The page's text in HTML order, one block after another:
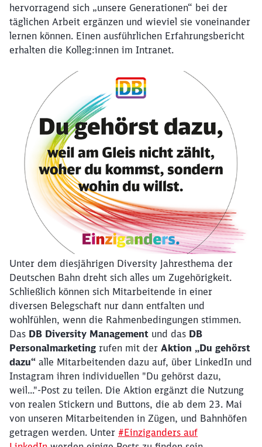
hervorragend sich „unsere Generationen“ bei der
täglichen Arbeit ergänzen und wieviel sie voneinander
lernen können. Einen ausführlichen Erfahrungsbericht
erhalten die Kolleg:innen im Intranet.
Unter dem diesjährigen Diversity Jahresthema der
Deutschen Bahn dreht sich alles um Zugehörigkeit.
Schließlich können sich Mitarbeitende in einer
diversen Belegschaft nur dann entfalten und
wohlfühlen, wenn die Rahmenbedingungen stimmen.
Das DB Diversity Management und das DB
Personalmarketing rufen mit der Aktion „Du gehörst
dazu“ alle Mitarbeitenden dazu auf, über LinkedIn und
Instagram ihren individuellen "Du gehörst dazu,
weil..."-Post zu teilen. Die Aktion ergänzt die Nutzung
von realen Stickern und Buttons, die ab dem 23. Mai
von unseren Mitarbeitenden in Zügen, und Bahnhöfen
getragen werden. Unter #Einziganders auf